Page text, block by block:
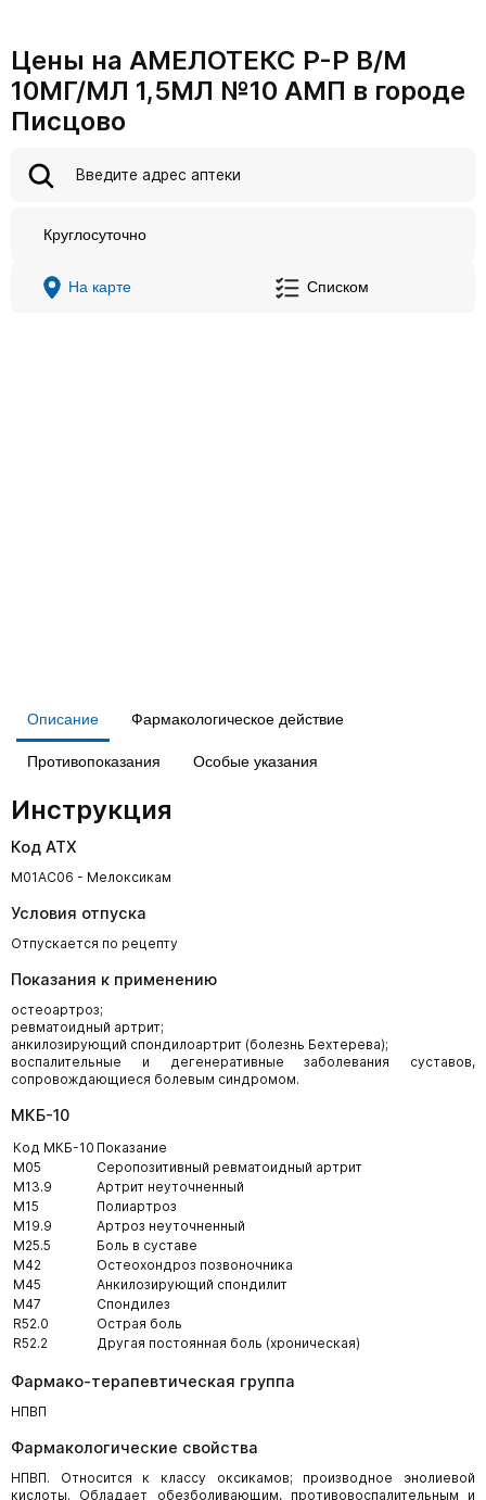
Цены на АМЕЛОТЕКС Р-Р В/М
10МГ/МЛ 1,5МЛ №10 АМП в городе
Писцово
Круглосуточно
На карте Списком
Описание Фармакологическое действие
Противопоказания Особые указания
Инструкция
Код АТХ
M01AC06 - Мелоксикам
Условия отпуска
Отпускается по рецепту
Показания к применению
остеоартроз;
ревматоидный артрит;
анкилозирующий спондилоартрит (болезнь Бехтерева);
воспалительные и дегенеративные заболевания суставов,
сопровождающиеся болевым синдромом.
МКБ-10
Код МКБ-10 Показание
M05
Серопозитивный ревматоидный артрит
M13.9
Артрит неуточненный
M15
Полиартроз
M19.9
Артроз неуточненный
M25.5
Боль в суставе
M42
Остеохондроз позвоночника
M45
Анкилозирующий спондилит
M47
Спондилез
R52.0
Острая боль
R52.2
Другая постоянная боль (хроническая)
Фармако-терапевтическая группа
НПВП
Фармакологические свойства
НПВП. Относится к классу оксикамов; производное энолиевой
кислоты. Обладает обезболивающим, противовоспалительным и